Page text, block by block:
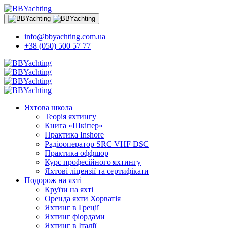
info@bbyachting.com.ua
+38 (050) 500 57 77
Яхтова школа
Теорія яхтингу
Книга «Шкіпер»
Практика Inshore
Радіооператор SRC VHF DSC
Практика оффшор
Курс професійного яхтингу
Яхтові ліцензії та сертифікати
Подорож на яхті
Круїзи на яхті
Оренда яхти Хорватія
Яхтинг в Греції
Яхтинг фіордами
Яхтинг в Італії